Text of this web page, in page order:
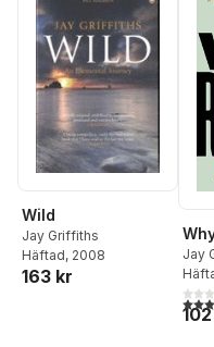
Wild
Jay Griffiths
Häftad, 2008
163 kr
Jay
4,0